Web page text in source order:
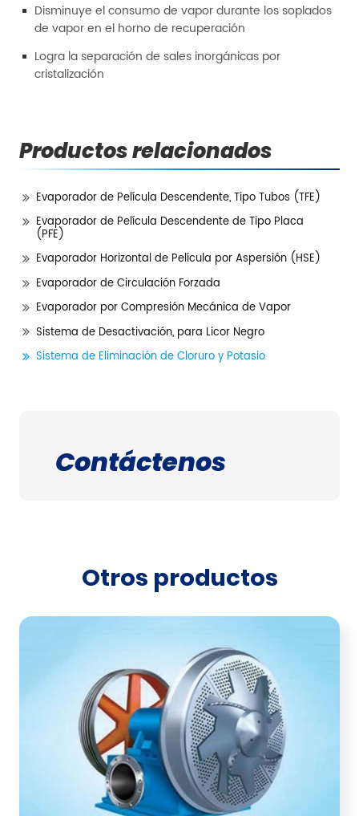
Disminuye el consumo de vapor durante los soplados
de vapor en el horno de recuperación
Logra la separación de sales inorgánicas por
cristalización
Productos relacionados
Evaporador de Película Descendente, Tipo Tubos (TFE)
Evaporador de Película Descendente de Tipo Placa
(PFE)
Evaporador Horizontal de Película por Aspersión (HSE)
Evaporador de Circulación Forzada
Evaporador por Compresión Mecánica de Vapor
Sistema de Desactivación, para Licor Negro
Sistema de Eliminación de Cloruro y Potasio
Contáctenos
Otros productos